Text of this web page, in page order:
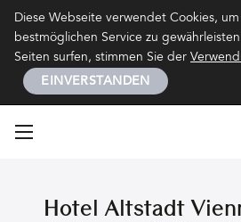
Diese Webseite verwendet Cookies,
bestmöglichen Service zu
Seiten surfen, stimmen Sie der
EINVERSTANDEN
Hotel Altstadt